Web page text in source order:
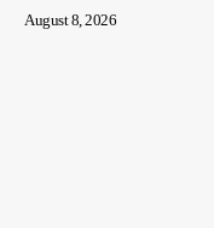
August 8, 2026